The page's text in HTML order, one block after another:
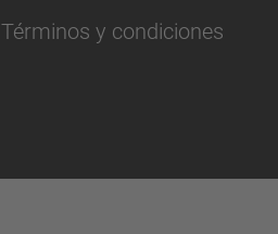
Términos y condiciones